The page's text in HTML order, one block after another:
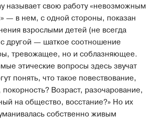
называет свою работу «невозможным
— в нем, с одной стороны, показан
взрослыми детей (не всегда
другой — шаткое соотношение
тревожащее, но и соблазняющее.
этические вопросы здесь звучат
понять, что такое повествование,
Возраст, разочарование,
на общество, восстание?» Но их
собственно живым